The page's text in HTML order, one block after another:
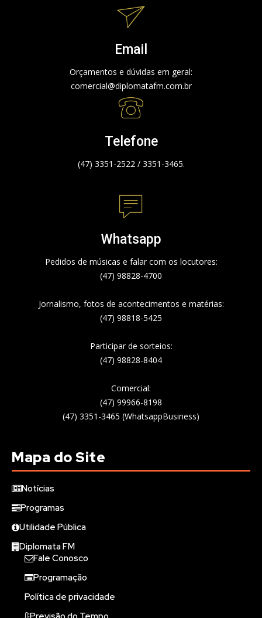
Email
Orçamentos e dúvidas em geral:
comercial@diplomatafm.com.br
Telefone
(47) 3351-2522 / 3351-3465.
Whatsapp
Pedidos de músicas e falar com os locutores:
(47) 98828-4700
Jornalismo, fotos de acontecimentos e matérias:
(47) 98818-5425
Participar de sorteios:
(47) 98828-8404
Comercial:
(47) 99966-8198
(47) 3351-3465 (WhatsappBusiness)
Mapa do Site
Notícias
Programas
Utilidade Pública
Diplomata FM
Fale Conosco
Programação
Política de privacidade